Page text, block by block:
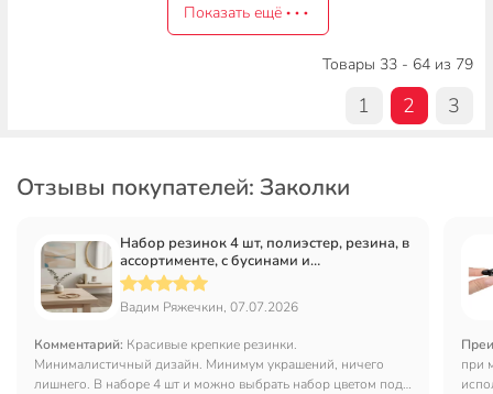
Показать ещё
Товары 33 - 64 из 79
1 2 3
Отзывы покупателей: Заколки
Набор резинок 4 шт, полиэстер, резина, в
ассортименте, с бусинами и
медвежонком, A110065
Вадим Ряжечкин, 07.07.2026
Комментарий: Красивые крепкие резинки.
Минималистичный дизайн. Минимум украшений, ничего
лишнего. В наборе 4 шт и можно выбрать набор цветом под
при